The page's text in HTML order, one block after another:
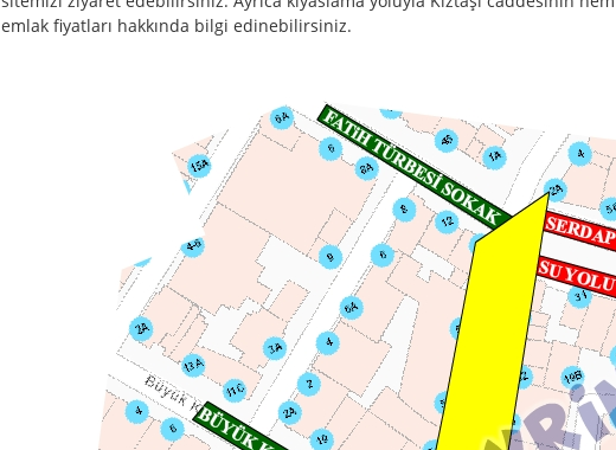
emlak fiyatları hakkında bilgi edinebilirsiniz.